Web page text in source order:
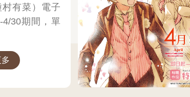
展有菜）電子
4/30期間，單